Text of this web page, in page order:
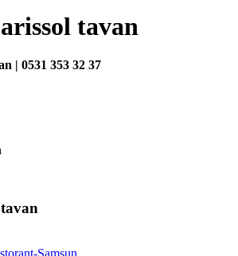
tavan
| 0531 353 32 37